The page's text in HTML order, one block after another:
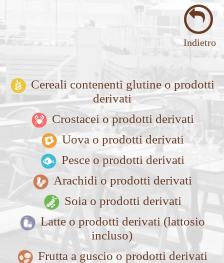
Indietro
Cereali contenenti glutine o prodotti
derivati
Crostacei o prodotti derivati
Uova o prodotti derivati
Pesce o prodotti derivati
Arachidi o prodotti derivati
Soia o prodotti derivati
Latte o prodotti derivati (lattosio
incluso)
Frutta a guscio o prodotti derivati